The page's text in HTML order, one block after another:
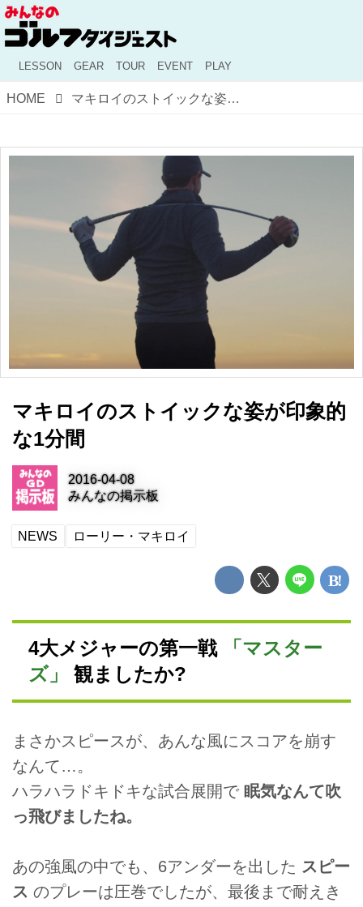
LESSON GEAR TOUR EVENT PLAY
HOME マキロイのストイックな姿が印象的な1分間
マキロイのストイックな姿が印象的
な1分間
2016-04-08
みんなの掲示板
NEWS ローリー・マキロイ
4大メジャーの第一戦
「マスター
ズ」
観ましたか?
まさかスピースが、あんな風にスコアを崩す
なんて…。
ハラハラドキドキな試合展開で 眠気なんて吹
っ飛びましたね。
あの強風の中でも、6アンダーを出した スピー
ス のプレーは圧巻でしたが、最後まで耐えき